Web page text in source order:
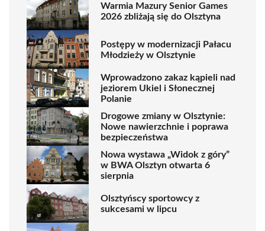
Warmia Mazury Senior Games
2026 zbliżają się do Olsztyna
Postępy w modernizacji Pałacu
Młodzieży w Olsztynie
Wprowadzono zakaz kąpieli nad
jeziorem Ukiel i Słonecznej
Polanie
Drogowe zmiany w Olsztynie:
Nowe nawierzchnie i poprawa
bezpieczeństwa
Nowa wystawa „Widok z góry”
w BWA Olsztyn otwarta 6
sierpnia
Olsztyńscy sportowcy z
sukcesami w lipcu